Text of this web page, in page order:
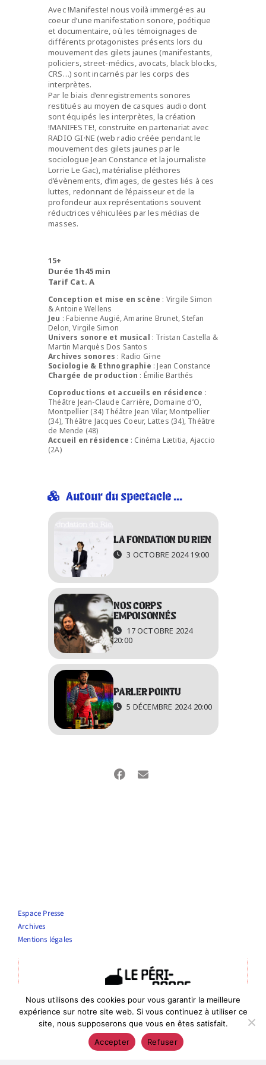
Avec !Manifeste! nous voilà immergé·es au
coeur d’une manifestation sonore, poétique
et documentaire, où les témoignages de
différents protagonistes présents lors du
mouvement des gilets jaunes (manifestants,
policiers, street-médics, avocats, black blocks,
CRS…) sont incarnés par les corps des
interprètes.
Par le biais d’enregistrements sonores
restitués au moyen de casques audio dont
sont équipés les interprètes, la création
!MANIFESTE!, construite en partenariat avec
RADIO GI·NE (web radio créée pendant le
mouvement des gilets jaunes par le
sociologue Jean Constance et la journaliste
Lorrie Le Gac), matérialise pléthores
d’évènements, d’images, de gestes liés à ces
luttes, redonnant de l’épaisseur et de la
profondeur aux représentations souvent
réductrices véhiculées par les médias de
masses.
15+
Durée 1h45 min
Tarif Cat. A
Conception et mise en scène : Virgile Simon
& Antoine Wellens
Jeu : Fabienne Augié, Amarine Brunet, Stefan
Delon, Virgile Simon
Univers sonore et musical : Tristan Castella &
Martin Marquès Dos Santos
Archives sonores : Radio Gi·ne
Sociologie & Ethnographie : Jean Constance
Chargée de production : Émilie Barthés
Coproductions et accueils en résidence :
Théâtre Jean-Claude Carrière, Domaine d’O,
Montpellier (34) Théâtre Jean Vilar, Montpellier
(34), Théâtre Jacques Coeur, Lattes (34), Théâtre
de Mende (48)
Accueil en résidence : Cinéma Lætitia, Ajaccio
(2A)
Autour du spectacle ...
LA FONDATION DU RIEN
3 OCTOBRE 2024 19:00
NOS CORPS
EMPOISONNÉS
17 OCTOBRE 2024
20:00
PARLER POINTU
5 DÉCEMBRE 2024 20:00
Espace Presse
Archives
Mentions légales
Théâtre Le Périscope
Entrée publics : 4 rue de la vierge, Nîmes
Entrée administrative : 6 rue de Bourgogne, 30000 Nîmes
04 66 76 10 56
Nous utilisons des cookies pour vous garantir la meilleure
expérience sur notre site web. Si vous continuez à utiliser ce
site, nous supposerons que vous en êtes satisfait.
Accepter
Refuser